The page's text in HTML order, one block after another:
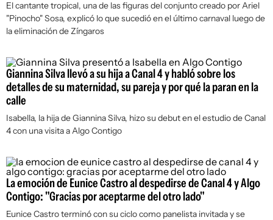
El cantante tropical, una de las figuras del conjunto creado por Ariel
"Pinocho" Sosa, explicó lo que sucedió en el último carnaval luego de
la eliminación de Zíngaros
Giannina Silva llevó a su hija a Canal 4 y habló sobre los
detalles de su maternidad, su pareja y por qué la paran en la
calle
Isabella, la hija de Giannina Silva, hizo su debut en el estudio de Canal
4 con una visita a Algo Contigo
La emoción de Eunice Castro al despedirse de Canal 4 y Algo
Contigo: "Gracias por aceptarme del otro lado"
Eunice Castro terminó con su ciclo como panelista invitada y se